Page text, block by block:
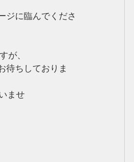
ジに臨んでくださ
が、
待ちしておりま
ませ